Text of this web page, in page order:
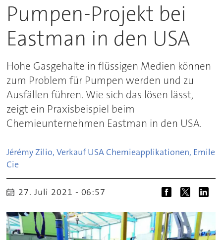
Pumpen-Projekt bei
Eastman in den USA
Hohe Gasgehalte in flüssigen Medien können
zum Problem für Pumpen werden und zu
Ausfällen führen. Wie sich das lösen lässt,
zeigt ein Praxisbeispiel beim
Chemieunternehmen Eastman in den USA.
Jérémy Zilio, Verkauf USA Chemieapplikationen, Emile
Cie
27. Juli 2021 - 06:57